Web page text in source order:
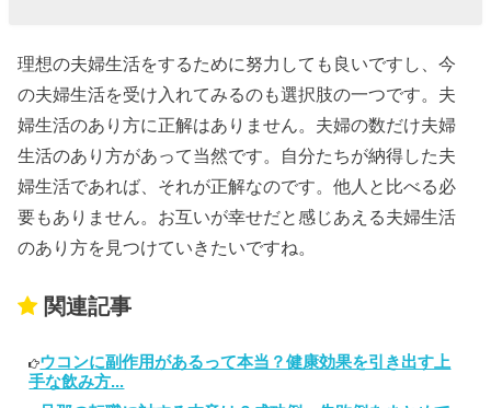
理想の夫婦生活をするために努力しても良いですし、今
の夫婦生活を受け入れてみるのも選択肢の一つです。夫
婦生活のあり方に正解はありません。夫婦の数だけ夫婦
生活のあり方があって当然です。自分たちが納得した夫
婦生活であれば、それが正解なのです。他人と比べる必
要もありません。お互いが幸せだと感じあえる夫婦生活
のあり方を見つけていきたいですね。
関連記事
ウコンに副作用があるって本当？健康効果を引き出す上
手な飲み方...